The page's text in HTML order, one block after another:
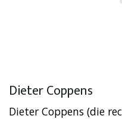
Dieter Coppens
Dieter Coppens (die